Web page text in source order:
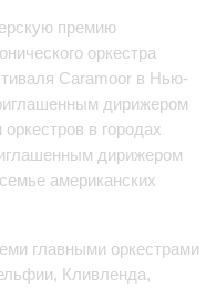
премию
оркестра
Caramoor в Нью-
дирижером
в городах
дирижером
американских
главными оркестрами
Кливленда,